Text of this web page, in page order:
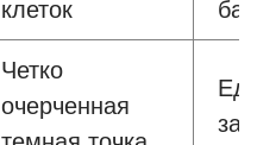
клеток
Четко
очерченная